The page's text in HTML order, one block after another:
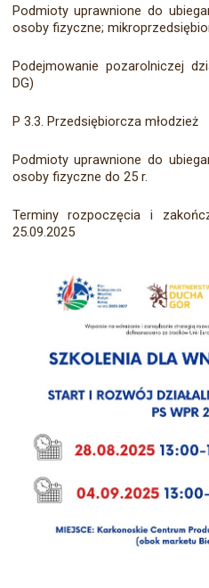
Podmioty uprawnione do
osoby fizyczne;
Podejmowanie pozarolniczej
DG)
P 3.3. Przedsiębiorcza młodzież
Podmioty uprawnione do
osoby fizyczne do 25 r.
Terminy rozpoczęcia i
25.09.2025